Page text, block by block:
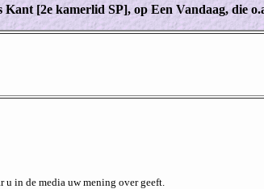
Kant [2e kamerlid SP], op Een Vandaag, die
u in de media uw mening over geeft.